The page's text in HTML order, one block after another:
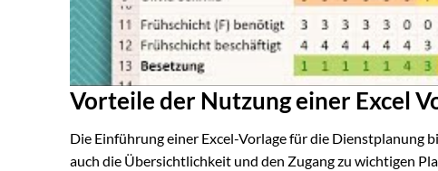
Vorteile der Nutzung einer Excel
Die Einführung einer Excel-Vorlage für die Dienstplanung
auch die Übersichtlichkeit und den Zugang zu wichtigen